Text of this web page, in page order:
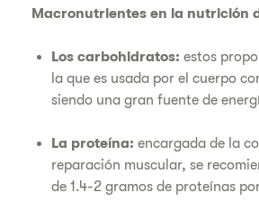
Macronutrientes en la nutrición
Los carbohidratos:estos
la que es usada por el cuerpo
siendo una gran fuente de
La proteína: encargada de la
reparación muscular, se
de 1.4-2 gramos de proteínas